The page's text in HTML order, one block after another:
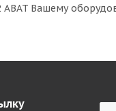
ABAT Вашему